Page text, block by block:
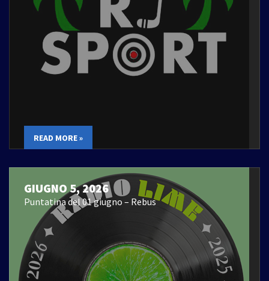
READ MORE »
GIUGNO 5, 2026
Puntatina del 01 giugno – Rebus